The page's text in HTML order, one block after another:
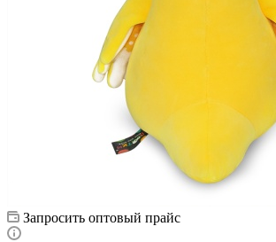
Запросить оптовый прайс